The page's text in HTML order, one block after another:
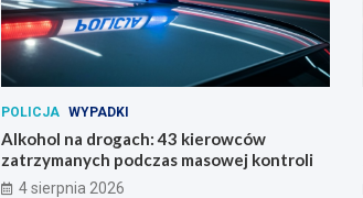
POLICJA WYPADKI
Alkohol na drogach: 43 kierowców
zatrzymanych podczas masowej kontroli
4 sierpnia 2026